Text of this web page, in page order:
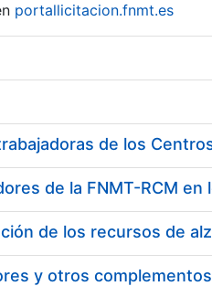
portallicitacion.fnmt.es
y otros complementos